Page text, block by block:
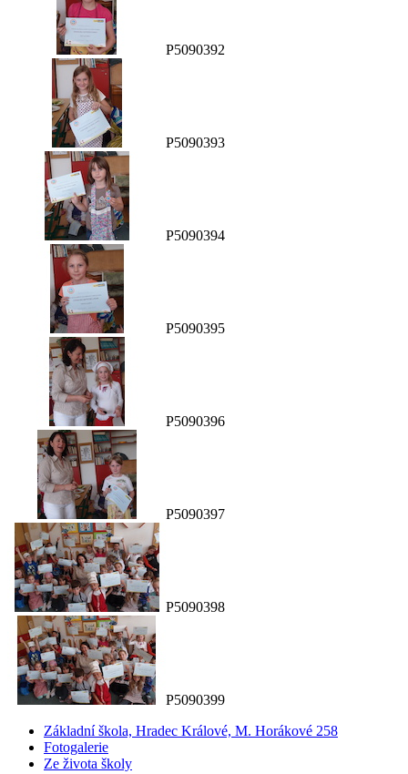
P5090392
P5090393
P5090394
P5090395
P5090396
P5090397
P5090398
P5090399
Základní škola, Hradec Králové, M. Horákové 258
Fotogalerie
Ze života školy